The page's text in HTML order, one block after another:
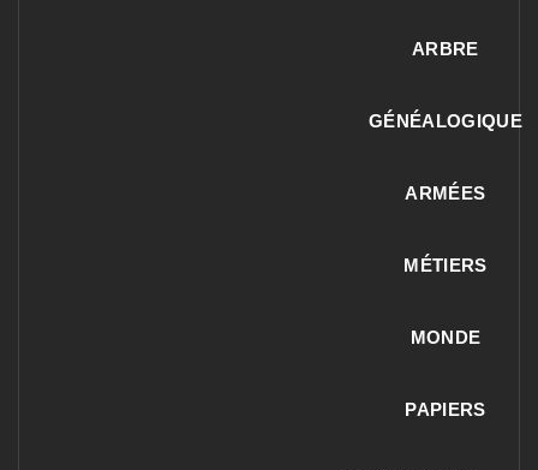
ARBRE
GÉNÉALOGIQUE
ARMÉES
MÉTIERS
MONDE
PAPIERS